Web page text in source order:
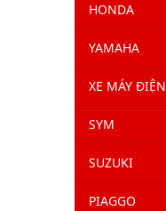
HONDA
YAMAHA
XE MÁY ĐIỆN
SYM
SUZUKI
PIAGGO